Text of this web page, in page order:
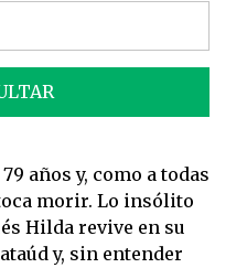
años y, como a todas
morir. Lo insólito
Hilda revive en su
y, sin entender